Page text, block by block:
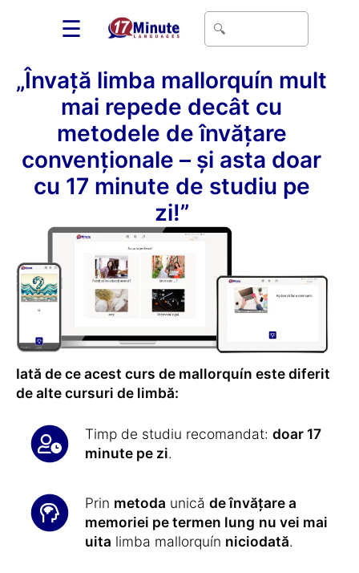
☰
„Învață limba mallorquín mult
mai repede decât cu
metodele de învățare
convenționale – și asta doar
cu 17 minute de studiu pe
zi!”
Iată de ce acest curs de mallorquín este diferit
de alte cursuri de limbă:
Timp de studiu recomandat: doar 17
minute pe zi.
Prin metoda unică de învățare a
memoriei pe termen lung nu vei mai
uita limba mallorquín niciodată.